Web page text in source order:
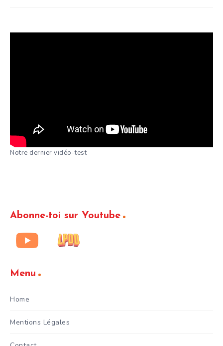
Notre dernier vidéo-test
Abonne-toi sur Youtube
Menu
Home
Mentions Légales